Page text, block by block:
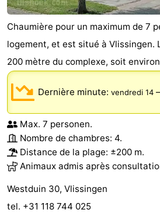
Chaumière pour un maximum de 7
logement, et est situé à Vlissingen.
200 mètre du complexe, soit
Dernière minute: vendredi 14 –
Max. 7 personen.
Nombre de chambres: 4.
Distance de la plage: ±200 m.
Animaux admis après
Westduin 30, Vlissingen
tel. +31 118 744 025